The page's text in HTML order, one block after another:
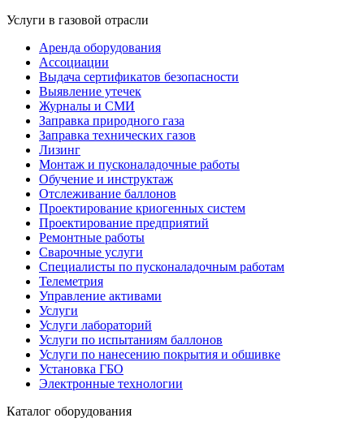
Услуги в газовой отрасли
Аренда оборудования
Ассоциации
Выдача сертификатов безопасности
Выявление утечек
Журналы и СМИ
Заправка природного газа
Заправка технических газов
Лизинг
Монтаж и пусконаладочные работы
Обучение и инструктаж
Отслеживание баллонов
Проектирование криогенных систем
Проектирование предприятий
Ремонтные работы
Сварочные услуги
Специалисты по пусконаладочным работам
Телеметрия
Управление активами
Услуги
Услуги лабораторий
Услуги по испытаниям баллонов
Услуги по нанесению покрытия и обшивке
Установка ГБО
Электронные технологии
Каталог оборудования